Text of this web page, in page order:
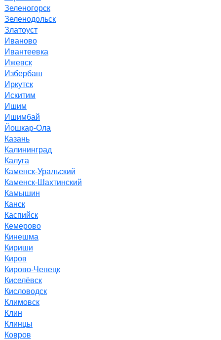
Зеленогорск
Зеленодольск
Златоуст
Иваново
Ивантеевка
Ижевск
Избербаш
Иркутск
Искитим
Ишим
Ишимбай
Йошкар-Ола
Казань
Калининград
Калуга
Каменск-Уральский
Каменск-Шахтинский
Камышин
Канск
Каспийск
Кемерово
Кинешма
Кириши
Киров
Кирово-Чепецк
Киселёвск
Кисловодск
Климовск
Клин
Клинцы
Ковров